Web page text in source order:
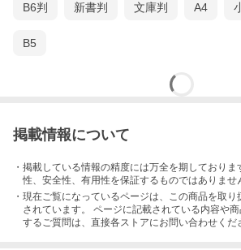
B6判 新書判 文庫判 A4
B5
掲載情報について
・掲載している情報の精度には万全を期しており
性、安全性、有用性を保証するものではありませ
・現在ご覧になっているページは、この商品を取り
されています。 ページに記載されている内容や商
するご質問は、直接各ストアにお問い合わせくだ